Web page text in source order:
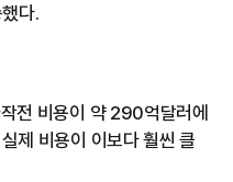
다.
전 비용이 약 290억달러에
제 비용이 이보다 훨씬 클